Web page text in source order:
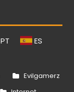
PT ES
Evilgamerz